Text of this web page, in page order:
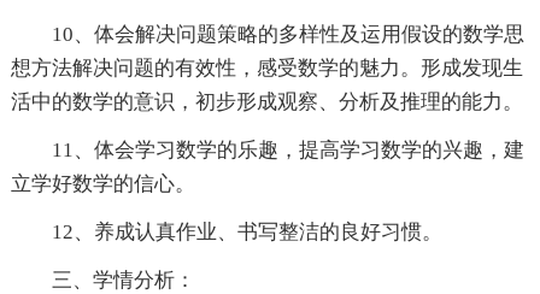
10、体会解决问题策略的多样性及运用假设的数学思
想方法解决问题的有效性，感受数学的魅力。形成发现生
活中的数学的意识，初步形成观察、分析及推理的能力。
11、体会学习数学的乐趣，提高学习数学的兴趣，建
立学好数学的信心。
12、养成认真作业、书写整洁的良好习惯。
三、学情分析：